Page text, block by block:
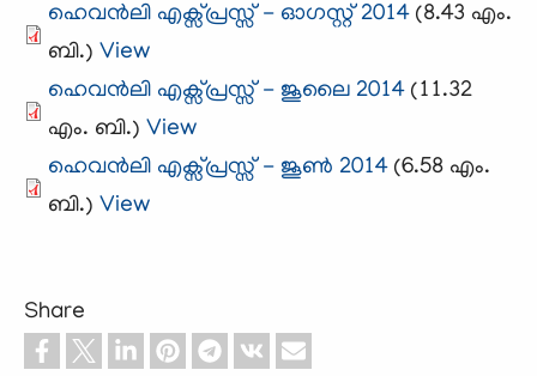
ഹെവന്‍ലി എക്സ്പ്രസ്സ്‌ - ഓഗസ്റ്റ്‌ 2014(8.43 എം.
ബി.) View
ഹെവന്‍ലി എക്സ്പ്രസ്സ്‌ - ജൂലൈ 2014(11.32
എം. ബി.) View
ഹെവന്‍ലി എക്സ്പ്രസ്സ്‌ - ജൂണ്‍ 2014(6.58 എം.
ബി.) View
Share